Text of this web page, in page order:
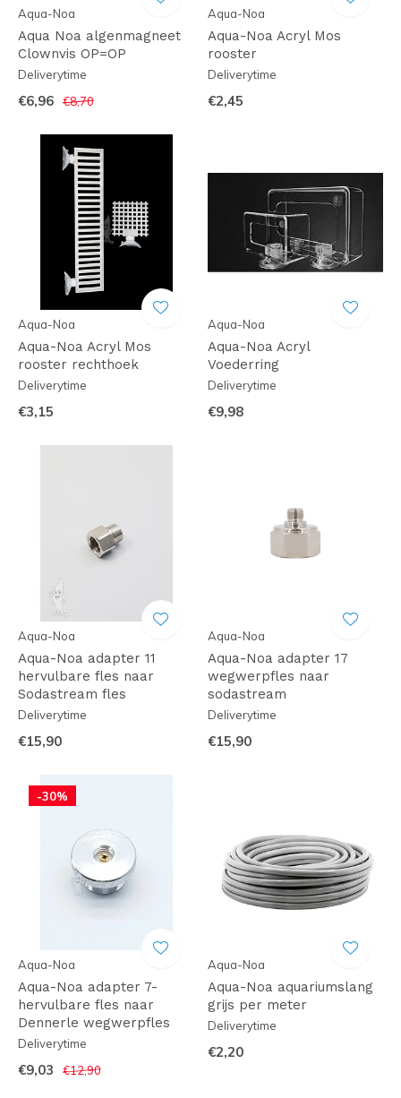
Aqua-Noa
Aqua Noa algenmagneet
Clownvis OP=OP
Deliverytime
€6,96 €8,70
Aqua-Noa
Aqua-Noa Acryl Mos
rooster
Deliverytime
€2,45
Aqua-Noa
Aqua-Noa Acryl Mos
rooster rechthoek
Deliverytime
€3,15
Aqua-Noa
Aqua-Noa Acryl
Voederring
Deliverytime
€9,98
Aqua-Noa
Aqua-Noa adapter 11
hervulbare fles naar
Sodastream fles
Deliverytime
€15,90
Aqua-Noa
Aqua-Noa adapter 17
wegwerpfles naar
sodastream
Deliverytime
€15,90
-30%
Aqua-Noa
Aqua-Noa adapter 7-
hervulbare fles naar
Dennerle wegwerpfles
Deliverytime
€9,03 €12,90
Aqua-Noa
Aqua-Noa aquariumslang
grijs per meter
Deliverytime
€2,20